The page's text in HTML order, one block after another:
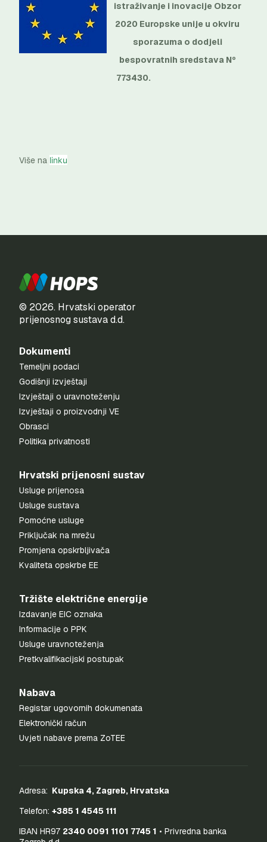
istraživanje i inovacije Obzor
2020 Europske unije u okviru
sporazuma o dodjeli
bespovratnih sredstava Nº
773430.
Više na linku
© 2026. Hrvatski operator
prijenosnog sustava d.d.
Dokumenti
Temeljni podaci
Godišnji izvještaji
Izvještaji o uravnoteženju
Izvještaji o proizvodnji VE
Obrasci
Politika privatnosti
Hrvatski prijenosni sustav
Usluge prijenosa
Usluge sustava
Pomoćne usluge
Priključak na mrežu
Promjena opskrbljivača
Kvaliteta opskrbe EE
Tržište električne energije
Izdavanje EIC oznaka
Informacije o PPK
Usluge uravnoteženja
Pretkvalifikacijski postupak
Nabava
Registar ugovornih dokumenata
Elektronički račun
Uvjeti nabave prema ZoTEE
Adresa: Kupska 4, Zagreb, Hrvatska
Telefon: +385 1 4545 111
IBAN HR97 2340 0091 1101 7745 1 • Privredna banka